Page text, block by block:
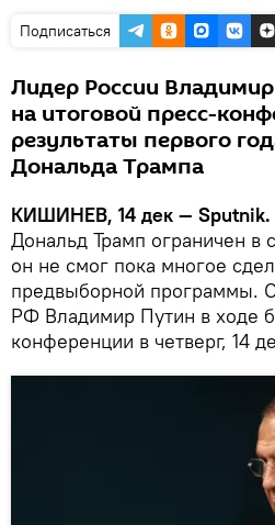
Подписаться
Лидер России
на итоговой пресс-
результаты первого
Дональда Трампа
КИШИНЕВ, 14 дек — Sputnik.
Дональд Трамп ограничен в
он не смог пока многое
предвыборной программы.
РФ Владимир Путин в ходе
конференции в четверг, 14